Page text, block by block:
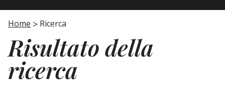
Home Ricerca
Risultato della
ricerca